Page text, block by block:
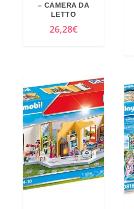
– CAMERA DA
LETTO
26,28€